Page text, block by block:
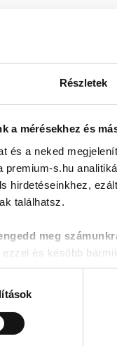
Részletek
a mérésekhez és
és a neked
s.hu
hirdetéseinkhez,
találhatsz.
meg
és később